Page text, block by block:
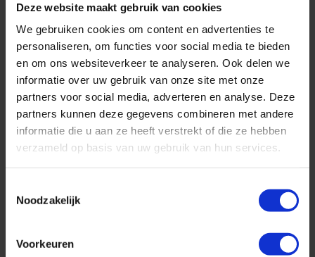
Deze website maakt gebruik van cookies
We gebruiken cookies om content en advertenties te
personaliseren, om functies voor social media te bieden
en om ons websiteverkeer te analyseren. Ook delen we
informatie over uw gebruik van onze site met onze
partners voor social media, adverteren en analyse. Deze
partners kunnen deze gegevens combineren met andere
informatie die u aan ze heeft verstrekt of die ze hebben
verzameld op basis van uw gebruik van hun services.
Noodzakelijk
Voorkeuren
Wat kost een cruise naar Noorwegen?
Geplaatst op: 27-08-2025
Lees dit artikel